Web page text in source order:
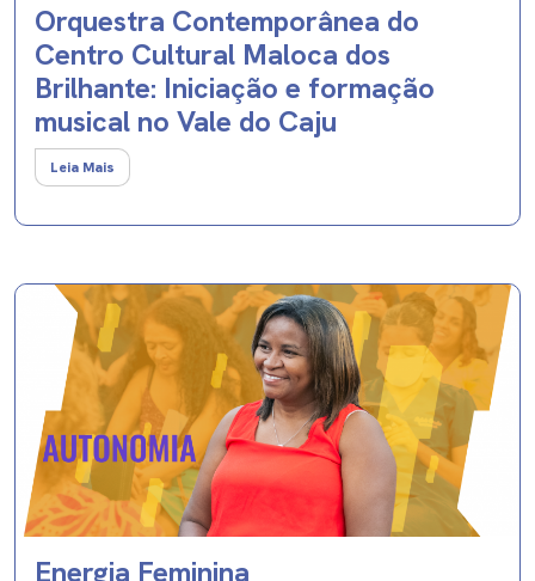
Orquestra Contemporânea do
Centro Cultural Maloca dos
Brilhante: Iniciação e formação
musical no Vale do Caju
Leia Mais
Energia Feminina